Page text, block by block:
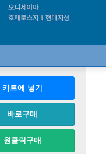
카트에 넣기
바로구매
원클릭구매